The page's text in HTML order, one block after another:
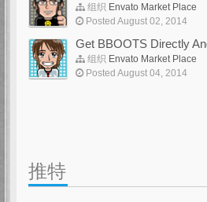
组织 Envato Market Place
Posted August 02, 2014
Get BBOOTS Directly And
组织 Envato Market Place
Posted August 04, 2014
推特